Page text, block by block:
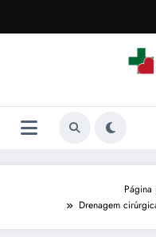
o
Página
Drenagem